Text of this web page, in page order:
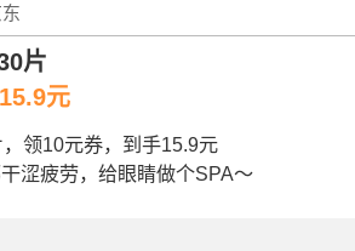
片
元
领10元券，到手15.9元
涩疲劳，给眼睛做个SPA～